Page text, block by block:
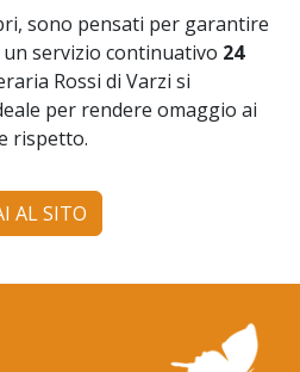
sono pensati per garantire
servizio continuativo 24
Rossi di Varzi si
per rendere omaggio ai
rispetto.
AL SITO